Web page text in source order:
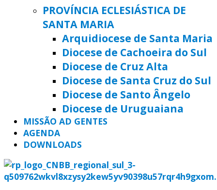
PROVÍNCIA ECLESIÁSTICA DE
SANTA MARIA
Arquidiocese de Santa Maria
Diocese de Cachoeira do Sul
Diocese de Cruz Alta
Diocese de Santa Cruz do Sul
Diocese de Santo Ângelo
Diocese de Uruguaiana
MISSÃO AD GENTES
AGENDA
DOWNLOADS